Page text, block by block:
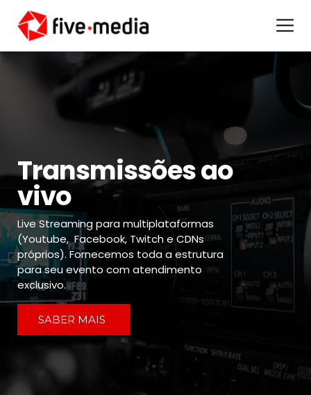
Transmissões ao
vivo
Live Streaming para multiplataformas
(Youtube, Facebook, Twitch e CDNs
próprios). Fornecemos toda a estrutura
para seu evento com atendimento
exclusivo.
SABER MAIS